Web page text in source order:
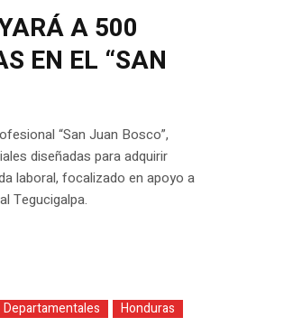
A 500
EN EL “SAN
“San Juan Bosco”,
diseñadas para adquirir
laboral, focalizado en apoyo a
Tegucigalpa.
Departamentales Honduras